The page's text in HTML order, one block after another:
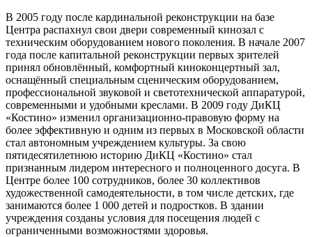
В 2005 году после кардинальной реконструкции на базе
Центра распахнул свои двери современный кинозал с
техническим оборудованием нового поколения. В начале 2007
года после капитальной реконструкции первых зрителей
принял обновлённый, комфортный киноконцертный зал,
оснащённый специальным сценическим оборудованием,
профессиональной звуковой и светотехнической аппаратурой,
современными и удобными креслами. В 2009 году ДиКЦ
«Костино» изменил организационно-правовую форму на
более эффективную и одним из первых в Московской области
стал автономным учреждением культуры. За свою
пятидесятилетнюю историю ДиКЦ «Костино» стал
признанным лидером интересного и полноценного досуга. В
Центре более 100 сотрудников, более 30 коллективов
художественной самодеятельности, в том числе детских, где
занимаются более 1 000 детей и подростков. В здании
учреждения созданы условия для посещения людей с
ограниченными возможностями здоровья.